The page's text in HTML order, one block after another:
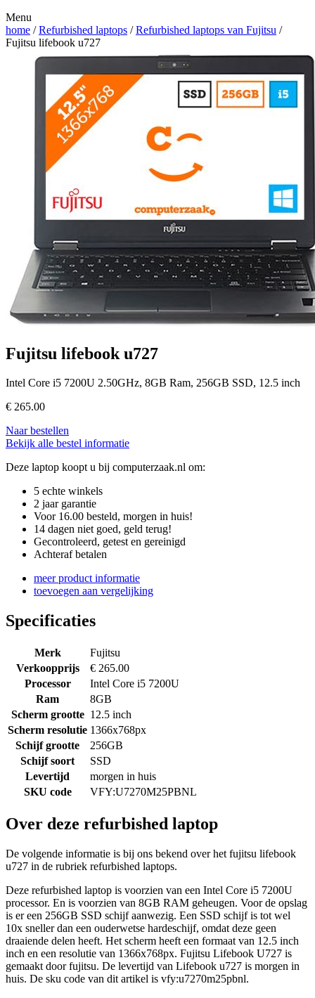
Menu
home /Refurbished laptops /Refurbished laptops van Fujitsu /
Fujitsu lifebook u727
Fujitsu lifebook u727
Intel Core i5 7200U 2.50GHz, 8GB Ram, 256GB SSD, 12.5 inch
€ 265.00
Naar bestellen
Bekijk alle bestel informatie
Deze laptop koopt u bij computerzaak.nl om:
5 echte winkels
2 jaar garantie
Voor 16.00 besteld, morgen in huis!
14 dagen niet goed, geld terug!
Gecontroleerd, getest en gereinigd
Achteraf betalen
meer product informatie
toevoegen aan vergelijking
Specificaties
Merk
Fujitsu
Verkoopprijs
€ 265.00
Processor
Intel Core i5 7200U
Ram
8GB
Scherm grootte 12.5 inch
Scherm resolutie 1366x768px
Schijf grootte
256GB
Schijf soort
SSD
Levertijd
morgen in huis
SKU code
VFY:U7270M25PBNL
Over deze refurbished laptop
De volgende informatie is bij ons bekend over het fujitsu lifebook
u727 in de rubriek refurbished laptops.
Deze refurbished laptop is voorzien van een Intel Core i5 7200U
processor. En is voorzien van 8GB RAM geheugen. Voor de opslag
is er een 256GB SSD schijf aanwezig. Een SSD schijf is tot wel
10x sneller dan een ouderwetse hardeschijf, omdat deze geen
draaiende delen heeft. Het scherm heeft een formaat van 12.5 inch
inch en een resolutie van 1366x768px. Fujitsu Lifebook U727 is
gemaakt door fujitsu. De levertijd van Lifebook u727 is morgen in
huis. De sku code van dit artikel is vfy:u7270m25pbnl.